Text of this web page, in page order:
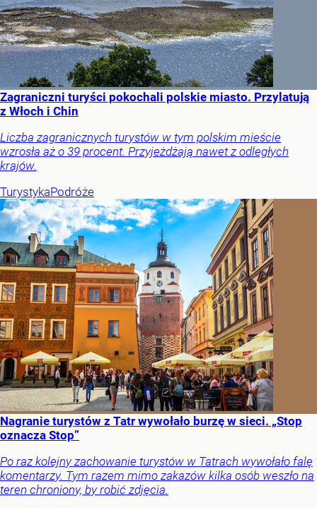
Zagraniczni turyści pokochali polskie miasto. Przylatują
z Włoch i Chin
Liczba zagranicznych turystów w tym polskim mieście
wzrosła aż o 39 procent. Przyjeżdżają nawet z odległych
krajów.
TurystykaPodróże
Nagranie turystów z Tatr wywołało burzę w sieci. „Stop
oznacza Stop”
Po raz kolejny zachowanie turystów w Tatrach wywołało falę
komentarzy. Tym razem mimo zakazów kilka osób weszło na
teren chroniony, by robić zdjęcia.